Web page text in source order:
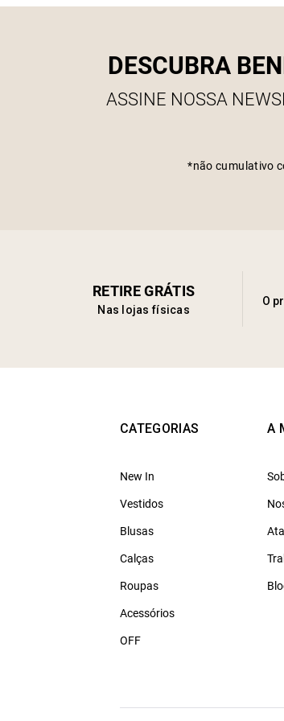
DESCUBRA
ASSINE NOSSA
*não cumulativo
RETIRE GRÁTIS
Nas lojas físicas
O
CATEGORIAS
New In
Vestidos
Blusas
Calças
Roupas
Acessórios
OFF
A